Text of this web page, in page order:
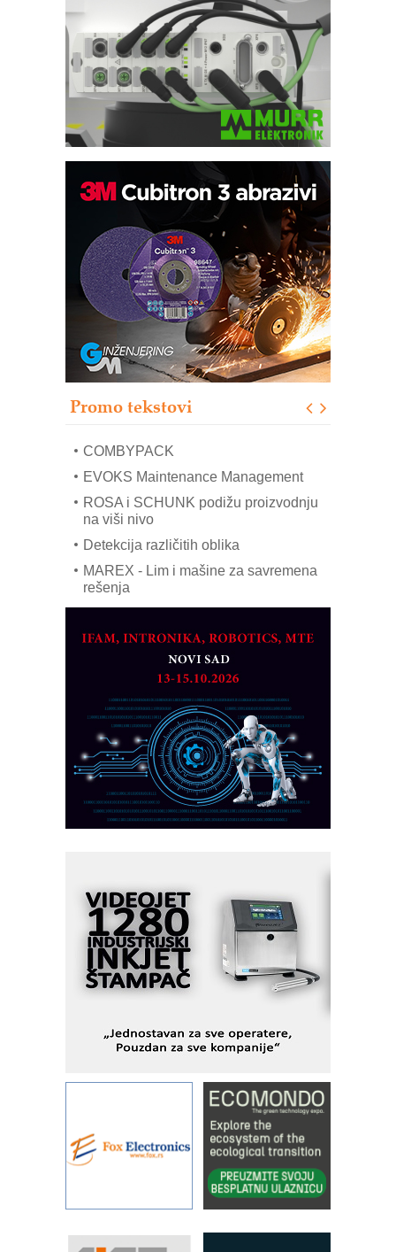
Promo tekstovi
Bezbednost na prvom mestu!
IB BLUMENAUER - više od 40 godina
poverenja u industriji
RMQ-TITAN ADVANCED INDICATOR
– Pametna signalizacija za efikasnije
upravljanje mašinama
Sigurnije ispitivanje transformatora u
solarnim elektranama i vetroparkovima
Pranje točkova na gradilištu- standard
modernog i odgovornog građenja
mrežnog pretvarača sa tečnim
COMBYPACK
EVOKS Maintenance Management
ROSA i SCHUNK podižu proizvodnju
na viši nivo
Detekcija različitih oblika
MAREX - Lim i mašine za savremena
rešenja
partner
CTO - Prilagodite svoju toplinsku
Razvoj asortimanskog pravca MINI-
PLC AKYTEC
AUKOM: Svetski standard metrologije
dostupan u Srbiji
MOTOMAN – NEXT-Robotika vođena
veštačkom inteligencijom
I.SAFE MOBILE revolucioniše
Fleksibilno stezanje i brzo
podešavanje u proizvodnji prototipova
KIP KOP – napredna rešenja za
savremene industrijske i logističke
objekte
Alba d.o.o. – 35 godina preciznosti u
IBeRTIM - oprema za ispitivanje
STAUFF – Komponente koje
povećavaju pouzdanost hidrauličkih
YAMADA pumpe – japanska
pouzdanost u transferu fluida
Filtration Group Industrial – Napredna
rešenja za filtraciju u hidrauličkim i